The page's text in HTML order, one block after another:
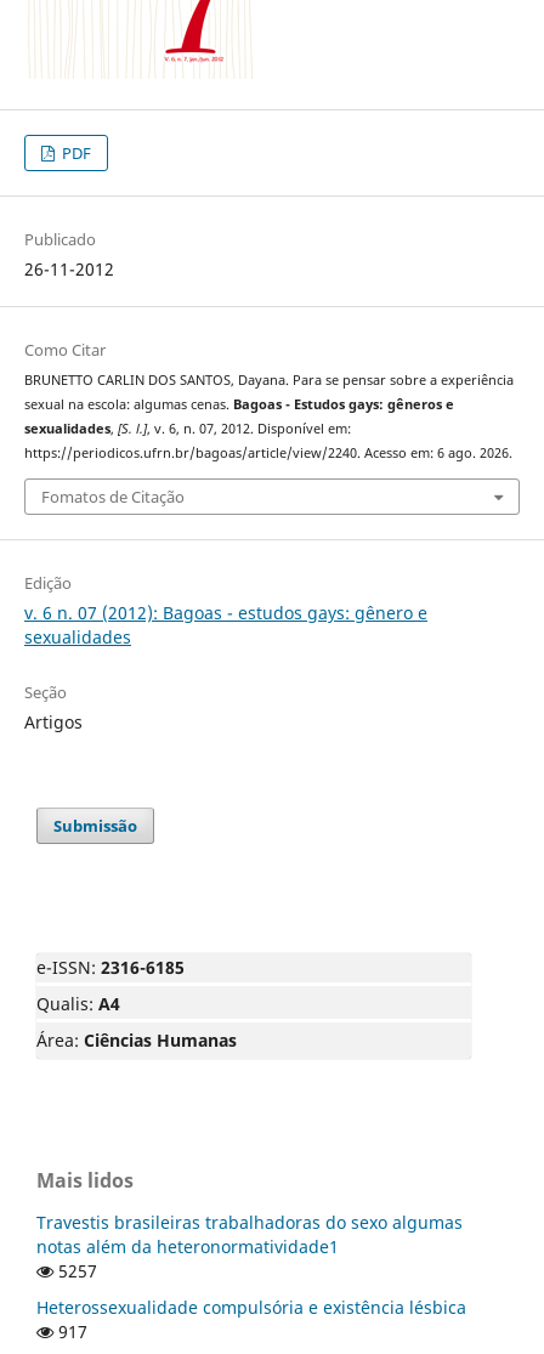
PDF
Publicado
26-11-2012
Como Citar
BRUNETTO CARLIN DOS SANTOS, Dayana. Para se pensar sobre a experiência
sexual na escola: algumas cenas. Bagoas - Estudos gays: gêneros e
sexualidades, [S. l.], v. 6, n. 07, 2012. Disponível em:
https://periodicos.ufrn.br/bagoas/article/view/2240. Acesso em: 6 ago. 2026.
Fomatos de Citação
Edição
v. 6 n. 07 (2012): Bagoas - estudos gays: gênero e
sexualidades
Seção
Artigos
Submissão
e-ISSN: 2316-6185
Qualis: A4
Área: Ciências Humanas
Mais lidos
Travestis brasileiras trabalhadoras do sexo algumas
notas além da heteronormatividade1
5257
Heterossexualidade compulsória e existência lésbica
917